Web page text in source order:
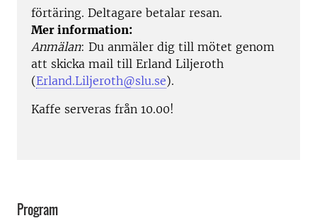
förtäring. Deltagare betalar resan.
Mer information:
Anmälan: Du anmäler dig till mötet genom
att skicka mail till Erland Liljeroth
(Erland.Liljeroth@slu.se).
Kaffe serveras från 10.00!
Program